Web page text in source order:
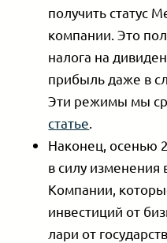
получить статус
компании. Это
налога на
прибыль даже в
Эти режимы мы
статье.
Наконец, осенью
в силу изменения
Компании,
инвестиций от
лари от